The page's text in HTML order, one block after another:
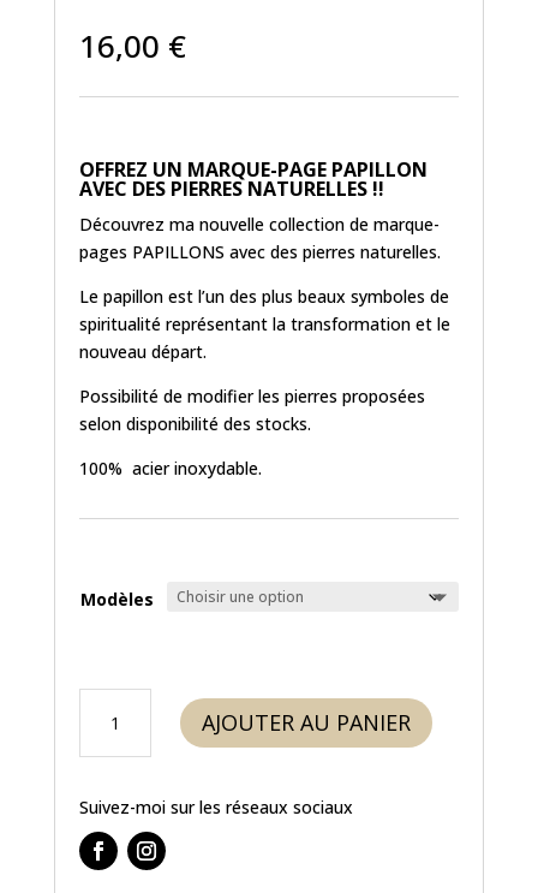
16,00 €
OFFREZ UN MARQUE-PAGE PAPILLON
AVEC DES PIERRES NATURELLES !!
Découvrez ma nouvelle collection de marque-
pages PAPILLONS avec des pierres naturelles.
Le papillon est l’un des plus beaux symboles de
spiritualité représentant la transformation et le
nouveau départ.
Possibilité de modifier les pierres proposées
selon disponibilité des stocks.
100% acier inoxydable.
Modèles
Marque-
-
Collection
PAPILLONS
AJOUTER AU PANIER
Suivez-moi sur les réseaux sociaux